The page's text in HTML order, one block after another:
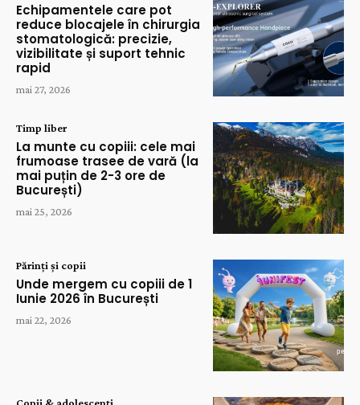
Echipamentele care pot
reduce blocajele în chirurgia
stomatologică: precizie,
vizibilitate și suport tehnic
rapid
mai 27, 2026
Timp liber
La munte cu copiii: cele mai
frumoase trasee de vară (la
mai puțin de 2-3 ore de
București)
mai 25, 2026
Părinți și copii
Unde mergem cu copiii de 1
Iunie 2026 în București
mai 22, 2026
Copii & adolescenți